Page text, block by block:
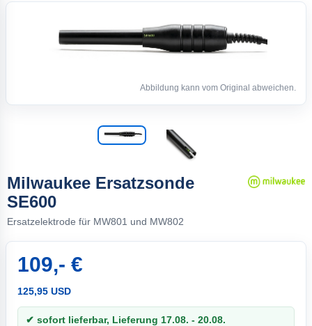
Abbildung kann vom Original abweichen.
Milwaukee Ersatzsonde
SE600
Ersatzelektrode für MW801 und MW802
109,- €
125,95 USD
✔ sofort lieferbar, Lieferung 17.08. - 20.08.